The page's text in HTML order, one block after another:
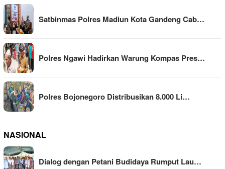
Satbinmas Polres Madiun Kota Gandeng Cab…
Polres Ngawi Hadirkan Warung Kompas Pres…
Polres Bojonegoro Distribusikan 8.000 Li…
NASIONAL
Dialog dengan Petani Budidaya Rumput Lau…